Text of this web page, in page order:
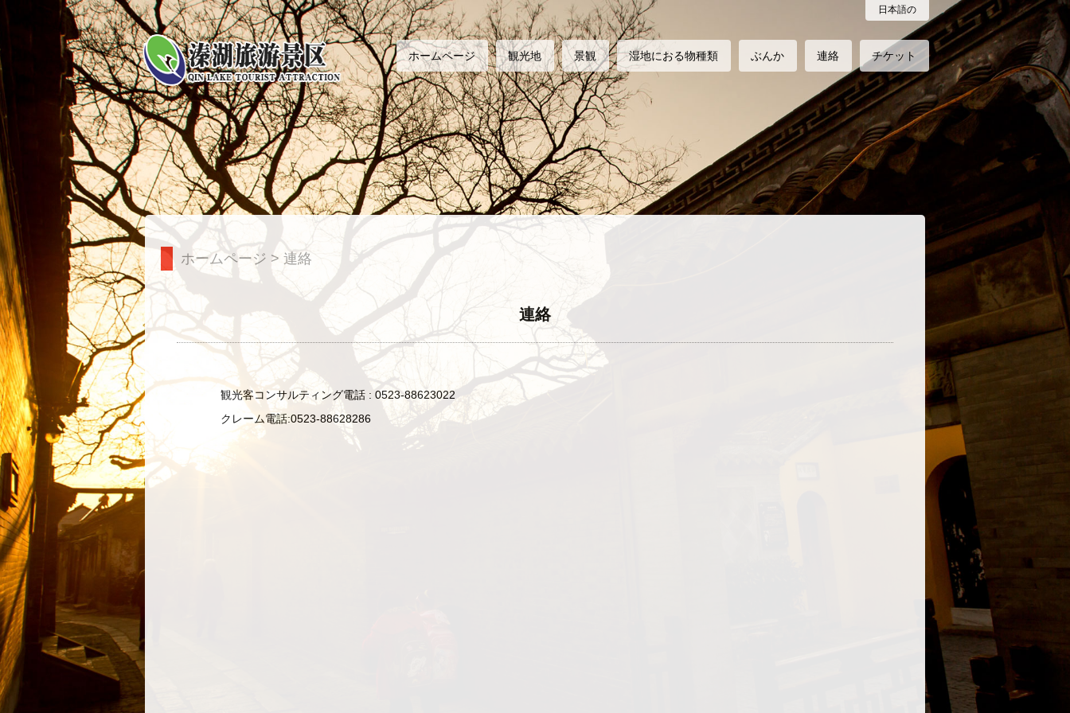
日本語の
ホームページ 観光地 景観 湿地におる物種類 ぶんか 連絡 チケット
ホームページ > 連絡
連絡
観光客コンサルティング電話 : 0523-88623022
クレーム電話:0523-88628286